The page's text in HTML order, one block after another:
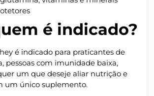
é indicado?
é indicado para praticantes de
pessoas com imunidade baixa,
um que deseje aliar nutrição e
um único suplemento.